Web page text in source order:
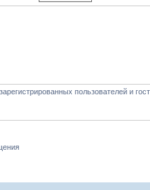
пользователей и